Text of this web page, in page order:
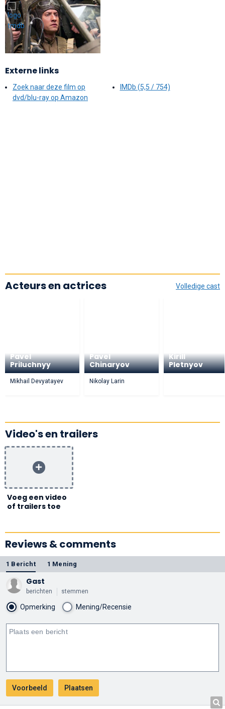
Externe links
Zoek naar deze film op
dvd/blu-ray op Amazon
IMDb (5,5 / 754)
Volledige cast
Acteurs en actrices
Pavel
Priluchnyy
Mikhail Devyatayev
Pavel
Chinaryov
Nikolay Larin
Kirill
Pletnyov
Video's en trailers
Voeg een video
of trailers toe
Reviews & comments
1 Bericht 1 Mening
Gast
berichten stemmen
Opmerking Mening/Recensie